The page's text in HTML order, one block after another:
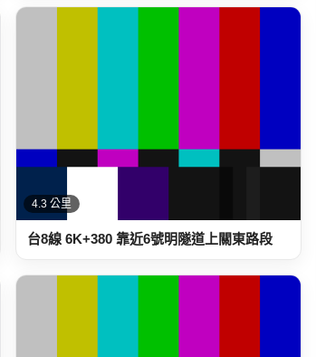
4.3 公里
台8線 6K+380 靠近6號明隧道上關東路段